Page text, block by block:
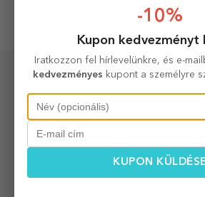
7 perce, Románia
Közösségi
Blog
-10%
Kupon kedvezményt
Iratkozzon fel hírlevelünkre, és e-
kedvezményes kupont a személyre
KUPON